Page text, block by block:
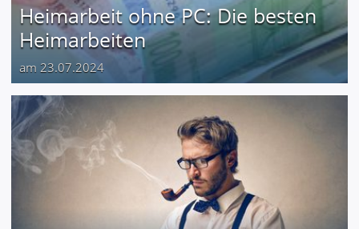
Heimarbeit ohne PC: Die besten
Heimarbeiten
am 23.07.2024